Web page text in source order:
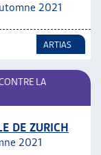
2021
ARTIAS
LA
DE ZURICH
2021